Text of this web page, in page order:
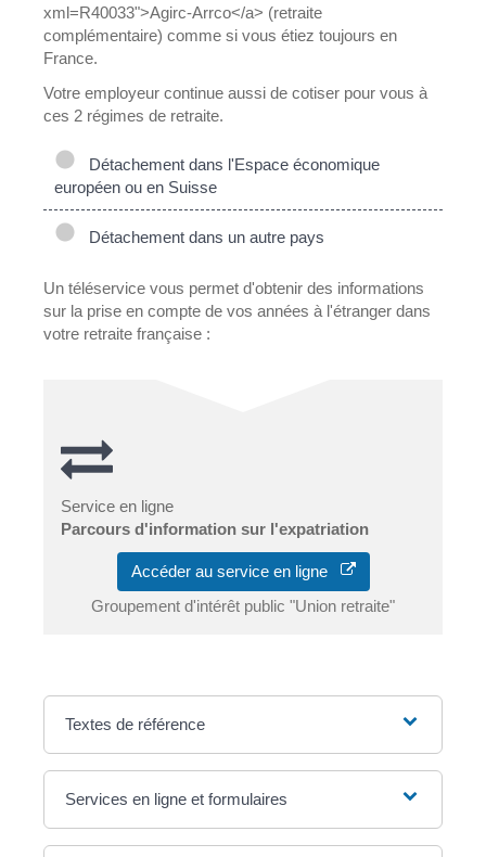
xml=R40033">Agirc-Arrco</a> (retraite
complémentaire) comme si vous étiez toujours en
France.
Votre employeur continue aussi de cotiser pour vous à
ces 2 régimes de retraite.
Détachement dans l'Espace économique
européen ou en Suisse
Détachement dans un autre pays
Un téléservice vous permet d'obtenir des informations
sur la prise en compte de vos années à l'étranger dans
votre retraite française :
Service en ligne
Parcours d'information sur l'expatriation
Accéder au service en ligne
Groupement d'intérêt public "Union retraite"
Textes de référence
Services en ligne et formulaires